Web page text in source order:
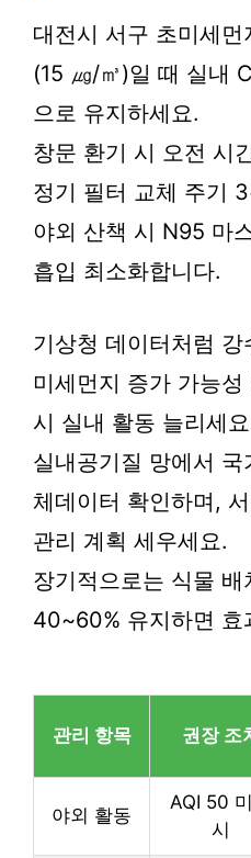
대전시 서구 초미세
(15 ㎍/㎥)일 때 실내
으로 유지하세요.
창문 환기 시 오전 시
정기 필터 교체 주기
야외 산책 시 N95 마
흡입 최소화합니다.
기상청 데이터처럼
미세먼지 증가 가능
시 실내 활동 늘리세
실내공기질 망에서 국
체데이터 확인하며,
관리 계획 세우세요.
장기적으로는 식물
40~60% 유지하면 효
관리 항목 권장 조
야외 활동
AQI 50
시